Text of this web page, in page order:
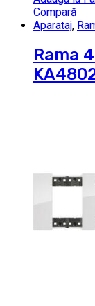
Compară
Aparataj,
Rama